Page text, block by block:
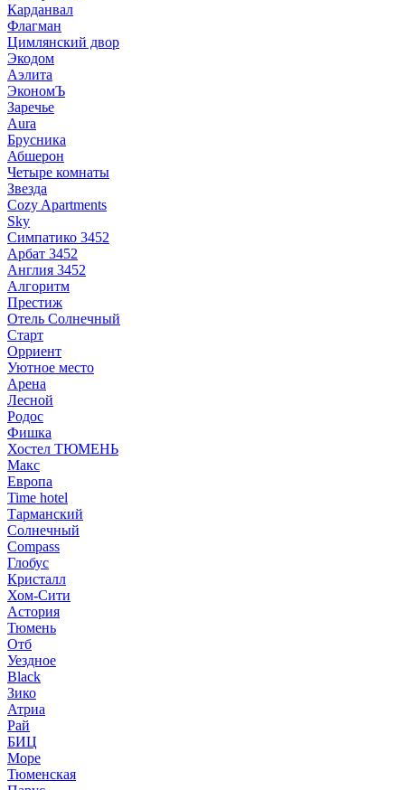
Карданвал
Флагман
Цимлянский двор
Экодом
Аэлита
ЭкономЪ
Заречье
Aura
Брусника
Абшерон
Четыре комнаты
Звезда
Cozy Apartments
Sky
Симпатико 3452
Арбат 3452
Англия 3452
Алгоритм
Престиж
Отель Солнечный
Старт
Орриент
Уютное место
Арена
Лесной
Родос
Фишка
Хостел ТЮМЕНЬ
Макс
Европа
Time hotel
Тарманский
Солнечный
Compass
Глобус
Кристалл
Хом-Сити
Астория
Тюмень
Отб
Уездное
Black
Зико
Атриа
Рай
БИЦ
Море
Тюменская